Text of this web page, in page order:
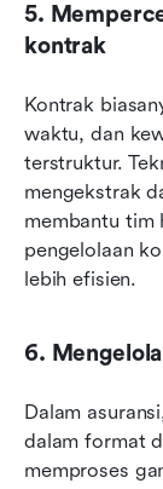
5.
kontrak
Kontrak
waktu, dan
terstruktur.
mengekstrak
membantu tim
pengelolaan
lebih efisien.
6.
Dalam
dalam format
memproses